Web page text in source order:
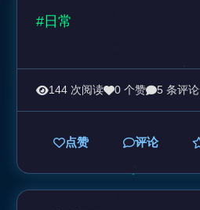
#日常
144 次阅读 0 个赞 5 条评论
点赞 评论